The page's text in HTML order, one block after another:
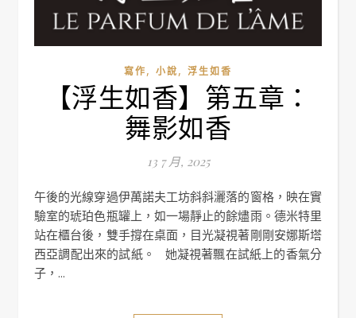
寫作, 小說, 浮生如香
【浮生如香】第五章：
舞影如香
13 7 月, 2025
午後的光線穿過伊萬諾夫工坊斜斜灑落的窗格，映在實
驗室的琥珀色瓶罐上，如一場靜止的餘燼雨。德米特里
站在櫃台後，雙手撐在桌面，目光凝視著剛剛安娜斯塔
西亞調配出來的試紙。 她凝視著飄在試紙上的香氣分
子，...